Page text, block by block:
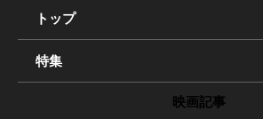
トップ
特集
映画記事